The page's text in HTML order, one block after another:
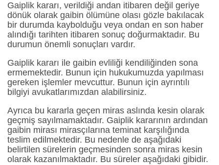
Gaiplik kararı, verildiği andan itibaren değil geriye
dönük olarak gaibin ölümüne olası gözle bakılacak
bir durumda kaybolduğu veya ondan en son haber
alındığı tarihten itibaren sonuç doğurmaktadır. Bu
durumun önemli sonuçları vardır.
Gaiplik kararı ile gaibin evliliği kendiliğinden sona
ermemektedir. Bunun için hukukumuzda yapılması
gereken işlemler mevcuttur. Bunun için ayrıntılı
bilgiyi avukatlarımızdan alabilirsiniz.
Ayrıca bu kararla geçen miras aslında kesin olarak
geçmiş sayılmamaktadır. Gaiplik kararının ardından
gaibin mirası mirasçılarına teminat karşılığında
teslim edilmektedir. Bu nedenle de aşağıdaki
belirtilen sürelerin geçmesinden sonra miras kesin
olarak kazanılmaktadır. Bu süreler aşağıdaki gibidir.